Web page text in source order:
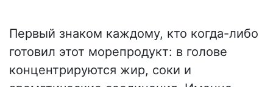
Первый знаком каждому, кто когда-либо
готовил этот морепродукт: в голове
концентрируются жир, соки и